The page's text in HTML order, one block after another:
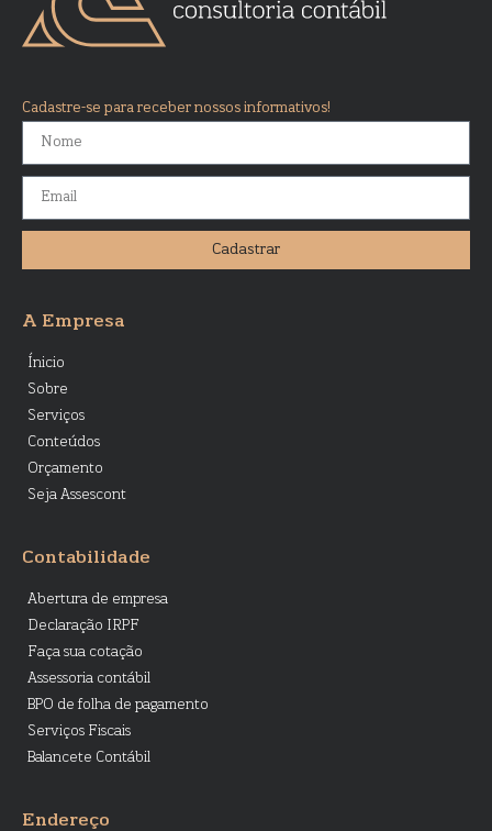
Cadastre-se para receber nossos informativos!
Cadastrar
A Empresa
Ínicio
Sobre
Serviços
Conteúdos
Orçamento
Seja Assescont
Contabilidade
Abertura de empresa
Declaração IRPF
Faça sua cotação
Assessoria contábil
BPO de folha de pagamento
Serviços Fiscais
Balancete Contábil
Endereço